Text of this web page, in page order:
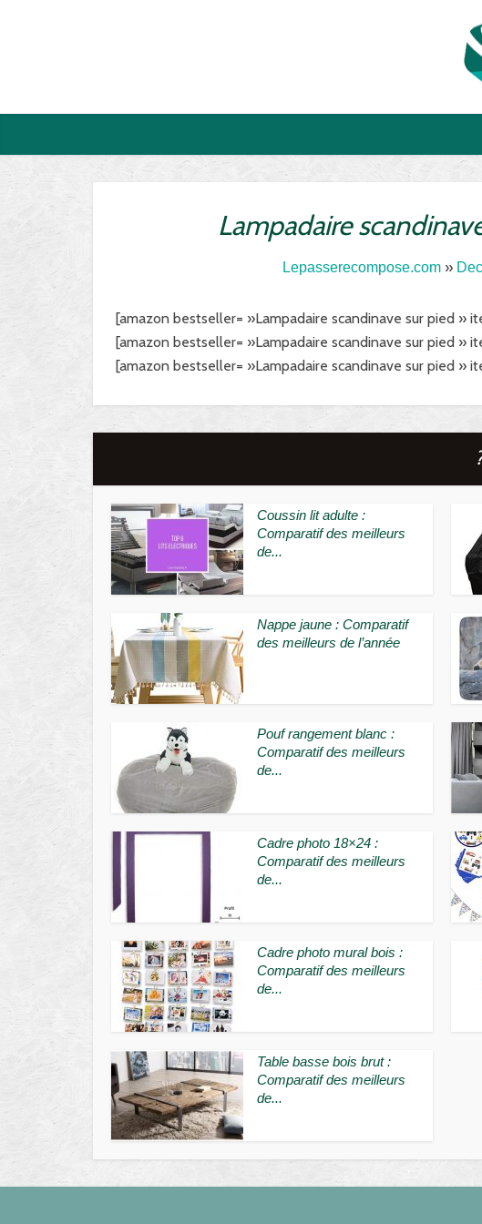
Lampadaire
Lepasserecompose.com »
[amazon bestseller= »Lampadaire scandinave sur pied »
[amazon bestseller= »Lampadaire scandinave sur pied »
[amazon bestseller= »Lampadaire scandinave sur pied »
Coussin lit adulte :
Comparatif des meilleurs
de...
Nappe jaune : Comparatif
des meilleurs de l’année
Pouf rangement blanc :
Comparatif des meilleurs
de...
Cadre photo 18×24 :
Comparatif des meilleurs
de...
Cadre photo mural bois :
Comparatif des meilleurs
de...
Table basse bois brut :
Comparatif des meilleurs
de...